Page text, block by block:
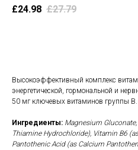
£24.98 £27.79
Высокоэффективный комплекс
энергетической, гормональной и
50 мг ключевых витаминов группы B.
Ингредиенты: Magnesium
Thiamine Hydrochloride), Vitamin B6
Pantothenic Acid (as Calcium